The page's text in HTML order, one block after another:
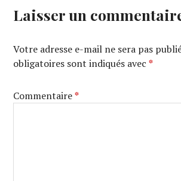
Laisser un
Votre adresse e-mail ne sera pas
obligatoires sont indiqués avec*
Commentaire*